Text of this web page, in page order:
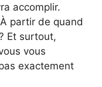
accomplir.
partir de quand
Et surtout,
vous
exactement